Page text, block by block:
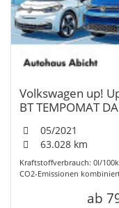
Volkswagen up!
BT TEMPOMAT
05/2021
63.028 km
Kraftstoffverbrauch: 0l/
CO2-Emissionen
ab